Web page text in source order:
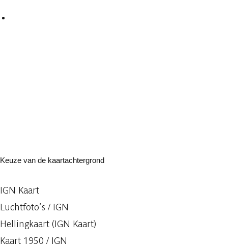
Keuze van de kaartachtergrond
IGN Kaart
Luchtfoto’s / IGN
Hellingkaart (IGN Kaart)
Kaart 1950 / IGN